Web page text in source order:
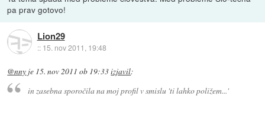
pa prav gotovo!
Lion29
:: 15. nov 2011, 19:48
@nny je 15. nov 2011 ob 19:33izjavil:
in zasebna sporočila na moj profil v smislu 'ti lahko poližem...'